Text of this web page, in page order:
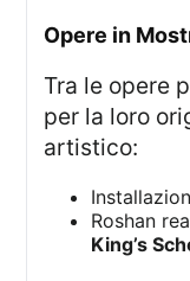
Opere in
Tra le opere presentate, alcune spiccano
per la loro
artistico:
Roshan
King’s